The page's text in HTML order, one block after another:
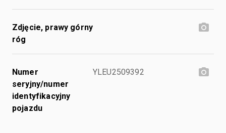
Zdjęcie, prawy górny
róg
Numer
seryjny/numer
identyfikacyjny
pojazdu
YLEU2509392